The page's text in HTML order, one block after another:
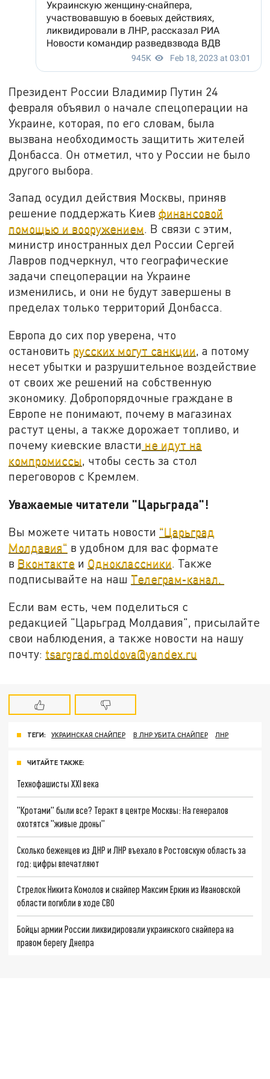
Президент России Владимир Путин 24
февраля объявил о начале спецоперации на
Украине, которая, по его словам, была
вызвана необходимость защитить жителей
Донбасса. Он отметил, что у России не было
другого выбора.
Запад осудил действия Москвы, приняв
решение поддержать Киевфинансовой
помощью и вооружением. В связи с этим,
министр иностранных дел России Сергей
Лавров подчеркнул, что географические
задачи спецоперации на Украине
изменились, и они не будут завершены в
пределах только территорий Донбасса.
Европа до сих пор уверена, что
остановить русских могут санкции, а потому
несет убытки и разрушительное воздействие
от своих же решений на собственную
экономику. Добропорядочные граждане в
Европе не понимают, почему в магазинах
растут цены, а также дорожает топливо, и
почему киевские власти не идут на
компромиссы, чтобы сесть за стол
переговоров с Кремлем.
Уважаемые читатели "Царьграда"!
Вы можете читать новости "Царьград
Молдавия" в удобном для вас формате
в Вконтакте и Одноклассники. Также
подписывайте на наш Телеграм-канал.
Если вам есть, чем поделиться с
редакцией "Царьград Молдавия", присылайте
свои наблюдения, а также новости на нашу
почту: tsargrad.moldova@yandex.ru
ТЕГИ: УКРАИНСКАЯ СНАЙПЕР В ЛНР УБИТА СНАЙПЕР ЛНР
ЧИТАЙТЕ ТАКЖЕ:
Технофашисты XXI века
"Кротами" были все? Теракт в центре Москвы: На генералов
охотятся "живые дроны"
Сколько беженцев из ДНР и ЛНР въехало в Ростовскую область за
год: цифры впечатляют
Стрелок Никита Комолов и снайпер Максим Еркин из Ивановской
области погибли в ходе СВО
Бойцы армии России ликвидировали украинского снайпера на
правом берегу Днепра